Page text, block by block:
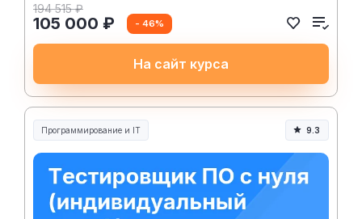
194 515 ₽
105 000 ₽ - 46%
На сайт курса
Программирование и IT 9.3